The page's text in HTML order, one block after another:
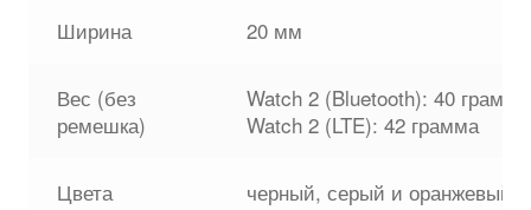
Ширина 20 мм
Вес (без
ремешка)
Watch 2 (Bluetooth): 40 грамм
Watch 2 (LTE): 42 грамма
Цвета черный, серый и оранжевый